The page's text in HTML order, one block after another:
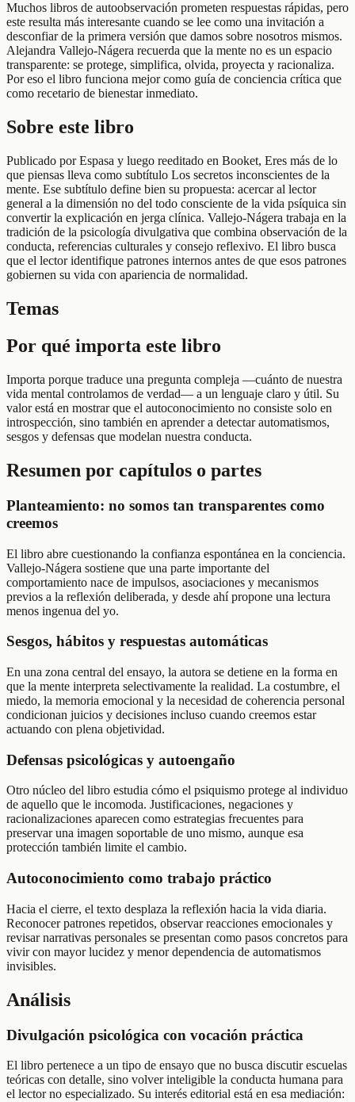
Muchos libros de autoobservación prometen respuestas rápidas, pero
este resulta más interesante cuando se lee como una invitación a
desconfiar de la primera versión que damos sobre nosotros mismos.
Alejandra Vallejo-Nágera recuerda que la mente no es un espacio
transparente: se protege, simplifica, olvida, proyecta y racionaliza.
Por eso el libro funciona mejor como guía de conciencia crítica que
como recetario de bienestar inmediato.
Sobre este libro
Publicado por Espasa y luego reeditado en Booket, Eres más de lo
que piensas lleva como subtítulo Los secretos inconscientes de la
mente. Ese subtítulo define bien su propuesta: acercar al lector
general a la dimensión no del todo consciente de la vida psíquica sin
convertir la explicación en jerga clínica. Vallejo-Nágera trabaja en la
tradición de la psicología divulgativa que combina observación de la
conducta, referencias culturales y consejo reflexivo. El libro busca
que el lector identifique patrones internos antes de que esos patrones
gobiernen su vida con apariencia de normalidad.
Temas
Por qué importa este libro
Importa porque traduce una pregunta compleja —cuánto de nuestra
vida mental controlamos de verdad— a un lenguaje claro y útil. Su
valor está en mostrar que el autoconocimiento no consiste solo en
introspección, sino también en aprender a detectar automatismos,
sesgos y defensas que modelan nuestra conducta.
Resumen por capítulos o partes
Planteamiento: no somos tan transparentes como
creemos
El libro abre cuestionando la confianza espontánea en la conciencia.
Vallejo-Nágera sostiene que una parte importante del
comportamiento nace de impulsos, asociaciones y mecanismos
previos a la reflexión deliberada, y desde ahí propone una lectura
menos ingenua del yo.
Sesgos, hábitos y respuestas automáticas
En una zona central del ensayo, la autora se detiene en la forma en
que la mente interpreta selectivamente la realidad. La costumbre, el
miedo, la memoria emocional y la necesidad de coherencia personal
condicionan juicios y decisiones incluso cuando creemos estar
actuando con plena objetividad.
Defensas psicológicas y autoengaño
Otro núcleo del libro estudia cómo el psiquismo protege al individuo
de aquello que le incomoda. Justificaciones, negaciones y
racionalizaciones aparecen como estrategias frecuentes para
preservar una imagen soportable de uno mismo, aunque esa
protección también limite el cambio.
Autoconocimiento como trabajo práctico
Hacia el cierre, el texto desplaza la reflexión hacia la vida diaria.
Reconocer patrones repetidos, observar reacciones emocionales y
revisar narrativas personales se presentan como pasos concretos para
vivir con mayor lucidez y menor dependencia de automatismos
invisibles.
Análisis
Divulgación psicológica con vocación práctica
El libro pertenece a un tipo de ensayo que no busca discutir escuelas
teóricas con detalle, sino volver inteligible la conducta humana para
el lector no especializado. Su interés editorial está en esa mediación: